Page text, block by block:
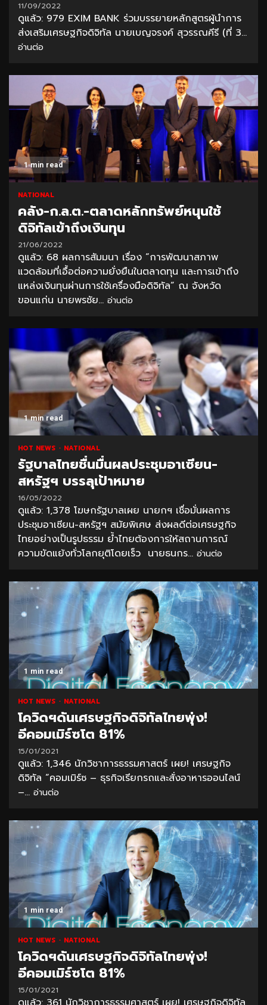
11/09/2022
ดูแล้ว: 979 EXIM BANK ร่วมบรรยายหลักสูตรผู้นำการ
ส่งเสริมเศรษฐกิจดิจิทัล นายเบญจรงค์ สุวรรณคีรี (ที่ 3...
อ่านต่อ
1 min read
NATIONAL
คลัง-ก.ล.ต.-ตลาดหลักทรัพย์หนุนใช้
ดิจิทัลเข้าถึงเงินทุน
21/06/2022
ดูแล้ว: 68 ผลการสัมมนา เรื่อง “การพัฒนาสภาพ
แวดล้อมที่เอื้อต่อความยั่งยืนในตลาดทุน และการเข้าถึง
แหล่งเงินทุนผ่านการใช้เครื่องมือดิจิทัล” ณ จังหวัด
ขอนแก่น นายพรชัย... อ่านต่อ
1 min read
HOT NEWS NATIONAL
รัฐบาลไทยชื่นมื่นผลประชุมอาเซียน-
สหรัฐฯ บรรลุเป้าหมาย
16/05/2022
ดูแล้ว: 1,378 โฆษกรัฐบาลเผย นายกฯ เชื่อมั่นผลการ
ประชุมอาเซียน-สหรัฐฯ สมัยพิเศษ ส่งผลดีต่อเศรษฐกิจ
ไทยอย่างเป็นรูปธรรม ย้ำไทยต้องการให้สถานการณ์
ความขัดแย้งทั่วโลกยุติโดยเร็ว นายธนกร... อ่านต่อ
1 min read
HOT NEWS NATIONAL
โควิดฯดันเศรษฐกิจดิจิทัลไทยพุ่ง!
อีคอมเมิร์ซโต 81%
15/01/2021
ดูแล้ว: 1,346 นักวิชาการธรรมศาสตร์ เผย! เศรษฐกิจ
ดิจิทัล “คอมเมิร์ซ – ธุรกิจเรียกรถและสั่งอาหารออนไลน์
–... อ่านต่อ
1 min read
HOT NEWS NATIONAL
โควิดฯดันเศรษฐกิจดิจิทัลไทยพุ่ง!
อีคอมเมิร์ซโต 81%
15/01/2021